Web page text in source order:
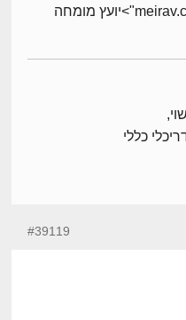
ארז מירב -meirav.com" target="_blank">יועץ מומחה
כללי
#39119